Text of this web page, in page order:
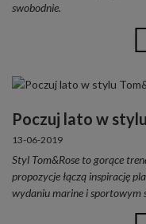
swobodnie.
Poczuj lato w
13-06-2019
Styl Tom&Rose to gorące
propozycje łączą inspirację
wydaniu marine i sportowym